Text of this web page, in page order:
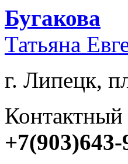
Бугакова
Татьяна
г. Липецк,
Контактный
+7(903)643-